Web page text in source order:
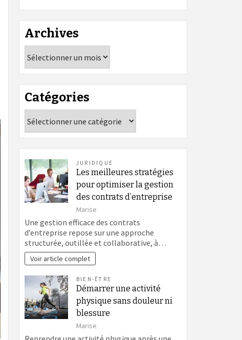
Archives
Catégories
JURIDIQUE
Les meilleures stratégies
pour optimiser la gestion
des contrats d’entreprise
Marise
Une gestion efficace des contrats
d’entreprise repose sur une approche
structurée, outillée et collaborative, à…
Voir article complet
BIEN-ÊTRE
Démarrer une activité
physique sans douleur ni
blessure
Marise